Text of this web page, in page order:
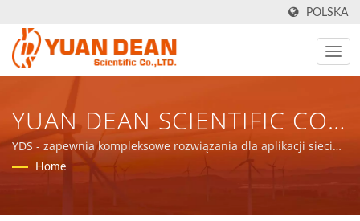
POLSKA
YUAN DEAN SCIENTIFIC CO.,
LTD.
YDS - zapewnia kompleksowe rozwiązania dla aplikacji sieci
komunikacyjnych, komponentów magnetycznych i produktów
Home